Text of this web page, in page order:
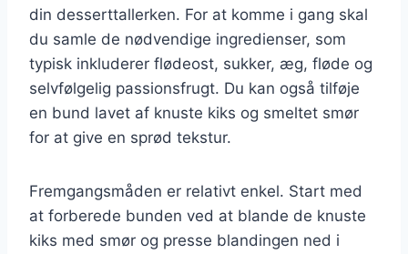
din desserttallerken. For at komme i gang skal
du samle de nødvendige ingredienser, som
typisk inkluderer flødeost, sukker, æg, fløde og
selvfølgelig passionsfrugt. Du kan også tilføje
en bund lavet af knuste kiks og smeltet smør
for at give en sprød tekstur.
Fremgangsmåden er relativt enkel. Start med
at forberede bunden ved at blande de knuste
kiks med smør og presse blandingen ned i